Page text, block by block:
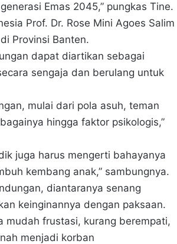
Emas 2045,” pungkas Tine.
Prof. Dr. Rose Mini Agoes Salim
Provinsi Banten.
dapat diartikan sebagai
sengaja dan berulang untuk
mulai dari pola asuh, teman
hingga faktor psikologis,”
juga harus mengerti bahayanya
kembang anak,” sambungnya.
diantaranya senang
keinginannya dengan paksaan.
mudah frustasi, kurang berempati,
menjadi korban